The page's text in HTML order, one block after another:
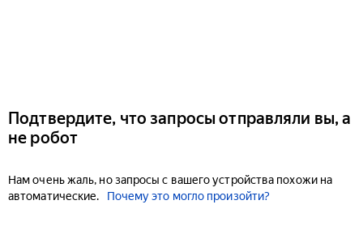
Подтвердите, что запросы отправляли вы, а
не робот
Нам очень жаль, но запросы с вашего устройства похожи на
автоматические.
Почему это могло произойти?